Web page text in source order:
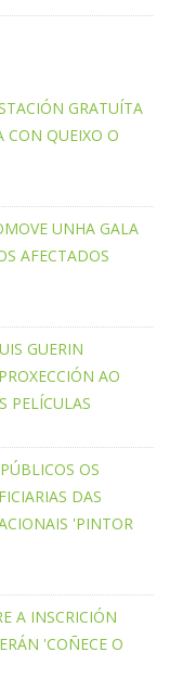
GRATUÍTA
CON QUEIXO O
UNHA GALA
AFECTADOS
GUERIN
AO
PELÍCULAS
OS
DAS
'PINTOR
A INSCRICIÓN
'COÑECE O